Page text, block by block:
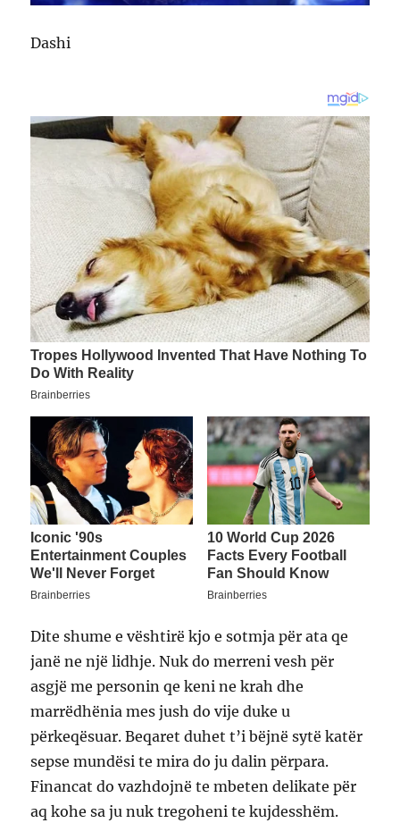
Dashi
Dite shume e vështirë kjo e sotmja për ata qe
janë ne një lidhje. Nuk do merreni vesh për
asgjë me personin qe keni ne krah dhe
marrëdhënia mes jush do vije duke u
përkeqësuar. Beqaret duhet t’i bëjnë sytë katër
sepse mundësi te mira do ju dalin përpara.
Financat do vazhdojnë te mbeten delikate për
aq kohe sa ju nuk tregoheni te kujdesshëm.